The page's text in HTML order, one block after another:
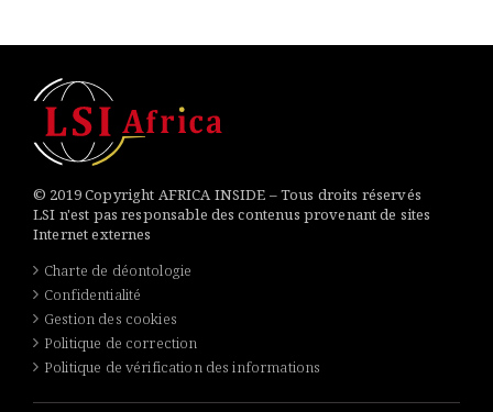
© 2019 Copyright AFRICA INSIDE – Tous droits réservés
LSI n'est pas responsable des contenus provenant de sites
Internet externes
Charte de déontologie
Confidentialité
Gestion des cookies
Politique de correction
Politique de vérification des informations